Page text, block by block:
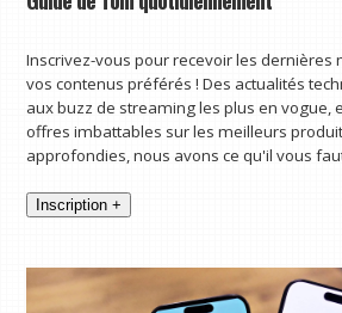
Inscrivez-vous pour recevoir les dernières
vos contenus préférés ! Des actualités
aux buzz de streaming les plus en vogue,
offres imbattables sur les meilleurs
approfondies, nous avons ce qu'il vous
Inscription +